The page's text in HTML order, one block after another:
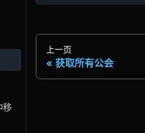
移
上一页
获取所有公会